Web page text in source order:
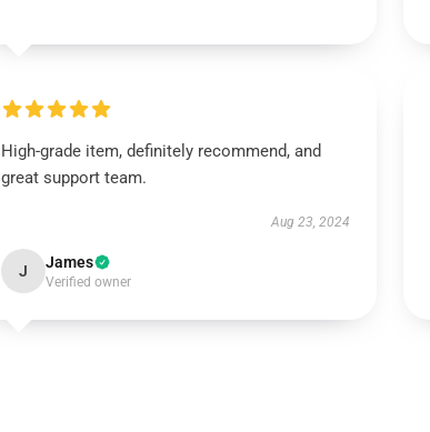
High-grade item, definitely recommend, and
great support team.
Aug 23, 2024
J James
Verified owner